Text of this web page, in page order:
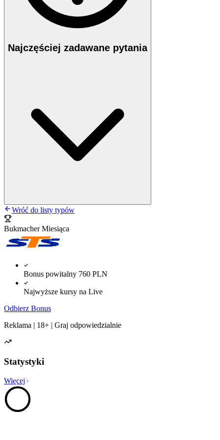
Najczęściej zadawane pytania
Wróć do listy typów
Bukmacher Miesiąca
Bonus powitalny 760 PLN
Najwyższe kursy na Live
Odbierz Bonus
Reklama | 18+ | Graj odpowiedzialnie
Statystyki
Więcej